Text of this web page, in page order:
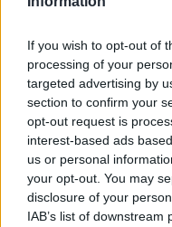
If you wish to opt-out of
processing of your
targeted advertising by
section to confirm your
opt-out request is
interest-based ads
us or personal
your opt-out. You may
disclosure of your
IAB’s list of
Verder lezen
NEWS